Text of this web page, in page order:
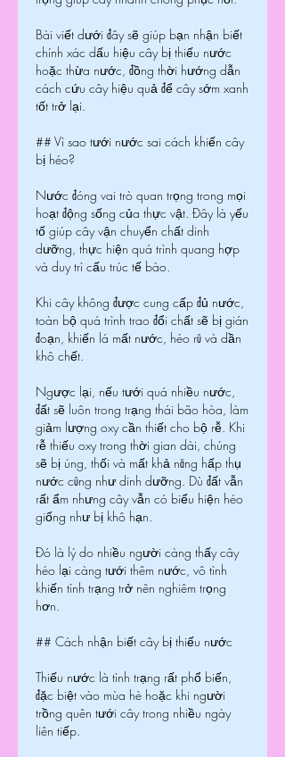
Bài viết dưới đây sẽ giúp bạn nhận biết
chính xác dấu hiệu cây bị thiếu nước
hoặc thừa nước, đồng thời hướng dẫn
cách cứu cây hiệu quả để cây sớm xanh
tốt trở lại.
## Vì sao tưới nước sai cách khiến cây
bị héo?
Nước đóng vai trò quan trọng trong mọi
hoạt động sống của thực vật. Đây là yếu
tố giúp cây vận chuyển chất dinh
dưỡng, thực hiện quá trình quang hợp
và duy trì cấu trúc tế bào.
Khi cây không được cung cấp đủ nước,
toàn bộ quá trình trao đổi chất sẽ bị gián
đoạn, khiến lá mất nước, héo rũ và dần
khô chết.
Ngược lại, nếu tưới quá nhiều nước,
đất sẽ luôn trong trạng thái bão hòa, làm
giảm lượng oxy cần thiết cho bộ rễ. Khi
rễ thiếu oxy trong thời gian dài, chúng
sẽ bị úng, thối và mất khả năng hấp thụ
nước cũng như dinh dưỡng. Dù đất vẫn
rất ẩm nhưng cây vẫn có biểu hiện héo
giống như bị khô hạn.
Đó là lý do nhiều người càng thấy cây
héo lại càng tưới thêm nước, vô tình
khiến tình trạng trở nên nghiêm trọng
hơn.
## Cách nhận biết cây bị thiếu nước
Thiếu nước là tình trạng rất phổ biến,
đặc biệt vào mùa hè hoặc khi người
trồng quên tưới cây trong nhiều ngày
liên tiếp.